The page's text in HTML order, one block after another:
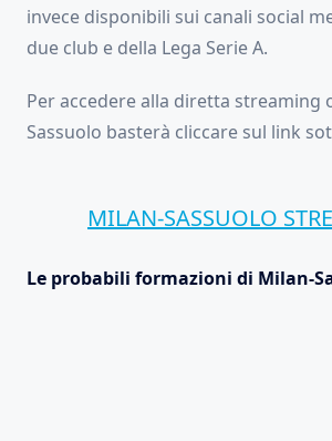
invece disponibili sui canali social
due club e della Lega Serie A.
Per accedere alla diretta streaming
Sassuolo basterà cliccare sul link
MILAN-SASSUOLO
Le probabili formazioni di Milan-